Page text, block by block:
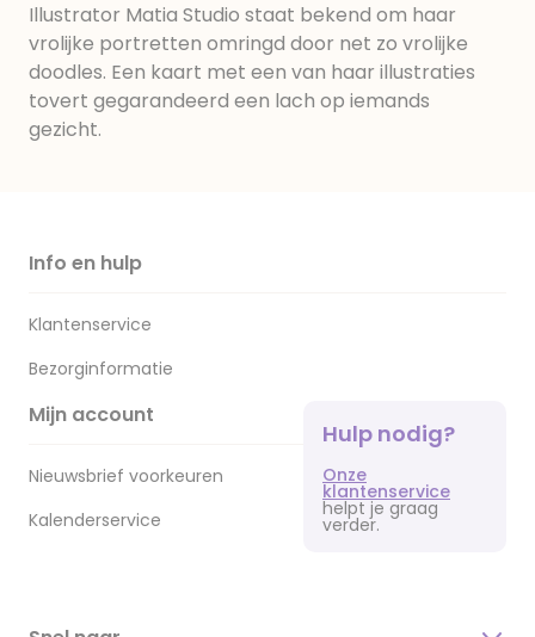
Illustrator Matia Studio staat bekend om haar
vrolijke portretten omringd door net zo vrolijke
doodles. Een kaart met een van haar illustraties
tovert gegarandeerd een lach op iemands
gezicht.
Info en hulp
Klantenservice
Bezorginformatie
Mijn account
Nieuwsbrief voorkeuren
Kalenderservice
Hulp nodig?
Onze
klantenservice
helpt je graag
verder.